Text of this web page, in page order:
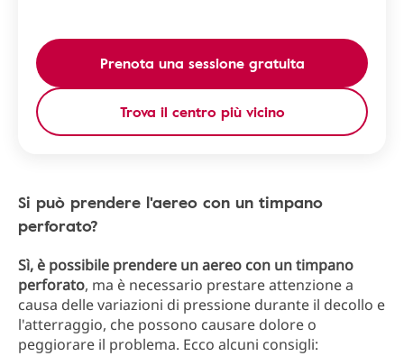
Prenota una sessione gratuita
Trova il centro più vicino
Si può prendere l'aereo con un timpano
perforato?
Sì, è possibile prendere un aereo con un timpano
perforato, ma è necessario prestare attenzione a
causa delle variazioni di pressione durante il decollo e
l'atterraggio, che possono causare dolore o
peggiorare il problema. Ecco alcuni consigli: